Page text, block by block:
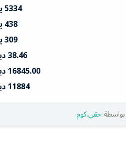
5334 يوم
438 يوم
309 يوم
38.46 دينار
16845.00 دينار
11884 دينار
حقي.كوم